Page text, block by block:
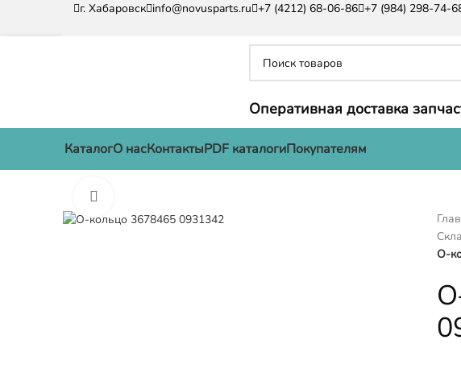
г. Хабаровск info@novusparts.ru +7 (4212) 68-06-86 +7 (984) 298-74-
Оперативная доставка
КаталогО насКонтактыPDF каталогиПокупателям
О-